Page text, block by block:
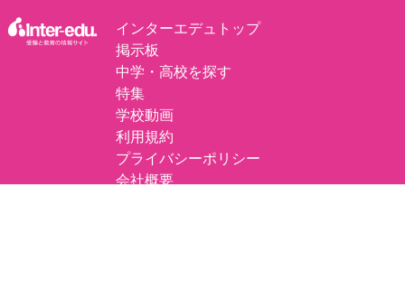
インターエデュトップ
掲示板
中学・高校を探す
特集
学校動画
利用規約
プライバシーポリシー
会社概要